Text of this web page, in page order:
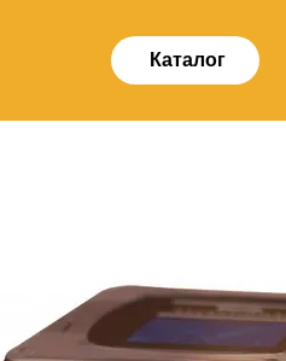
Каталог